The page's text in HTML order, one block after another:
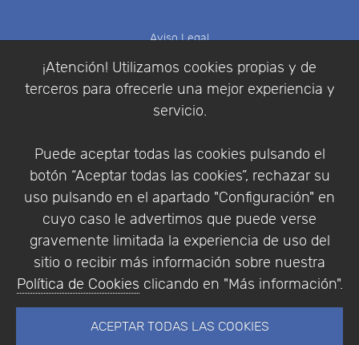
¡Atención! Utilizamos cookies propias y de
terceros para ofrecerle una mejor experiencia y
servicio.
Puede aceptar todas las cookies pulsando el
botón “Aceptar todas las cookies”, rechazar su
uso pulsando en el apartado "Configuración" en
cuyo caso le advertimos que puede verse
gravemente limitada la experiencia de uso del
sitio o recibir más información sobre nuestra
Política de Cookies clicando en "Más información".
ACEPTAR TODAS LAS COOKIES
Aviso Legal
Política de Privacidad
Condiciones de compra
Identificarse
Empresa|Aviso Legal| Política de Privacidad |
Política de Cookies
© Copyright 1994 - 2026. Addlink Software
Científico, S.L.
Portugal.